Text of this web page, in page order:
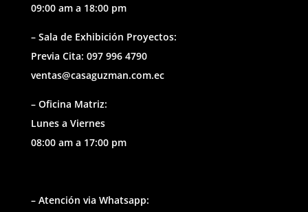
09:00 am a 18:00 pm
– Sala de Exhibición Proyectos:
Previa Cita: 097 996 4790
ventas@casaguzman.com.ec
– Oficina Matriz:
Lunes a Viernes
08:00 am a 17:00 pm
– Atención via Whatsapp: